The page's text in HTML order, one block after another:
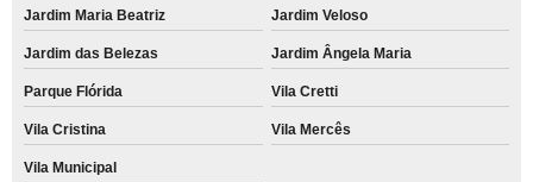
Jardim Maria Beatriz Jardim Veloso
Jardim das Belezas Jardim Ângela Maria
Parque Flórida Vila Cretti
Vila Cristina Vila Mercês
Vila Municipal